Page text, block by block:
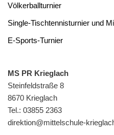
Völkerballturnier
Single-Tischtennisturnier und
E-Sports-Turnier
MS PR Krieglach
Steinfeldstraße 8
8670 Krieglach
Tel.: 03855 2363
direktion@mittelschule-